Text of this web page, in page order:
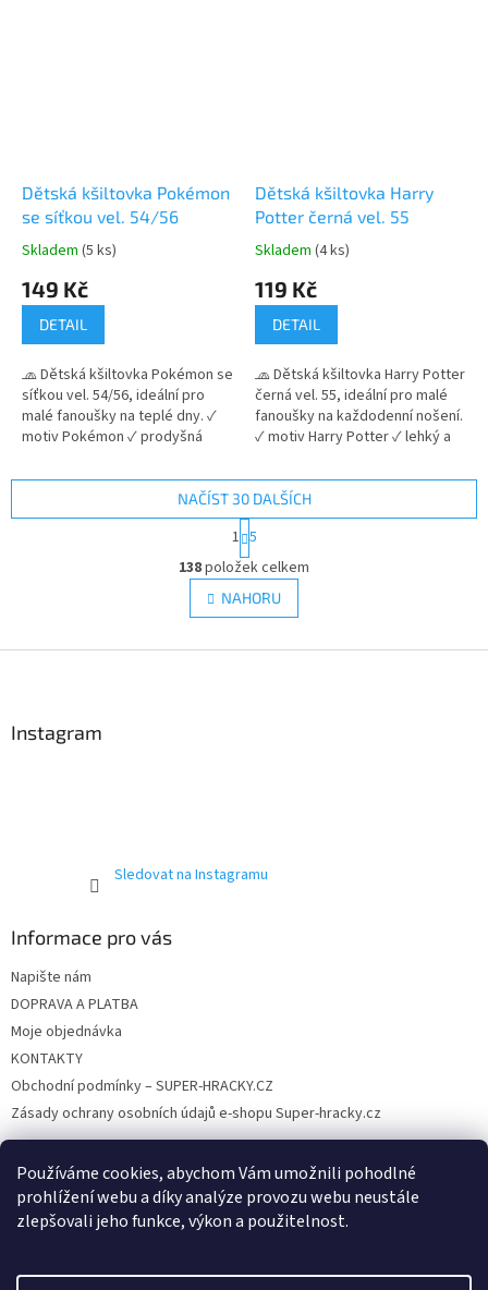
Používáme cookies, abychom Vám umožnili pohodlné
prohlížení webu a díky analýze provozu webu neustále
zlepšovali jeho funkce, výkon a použitelnost.
Dětská kšiltovka Pokémon
se síťkou vel. 54/56
Průměrné
produktu
5
hvězdiček.
Skladem (5 ks)
149 Kč
DETAIL
🧢 Dětská kšiltovka Pokémon se
síťkou vel. 54/56, ideální pro
malé fanoušky na teplé dny. ✓
motiv Pokémon ✓ prodyšná
nastavitelná velikost na cvočky
👉 Více produktů s motivem
Pokémon
Dětská kšiltovka Harry
Potter černá vel. 55
Průměrné
produktu
5
hvězdiček.
Skladem (4 ks)
119 Kč
DETAIL
🧢 Dětská kšiltovka Harry Potter
černá vel. 55, ideální pro malé
fanoušky na každodenní nošení.
✓ motiv Harry Potter ✓ lehký a
nastavitelná velikost na suchý
zip 👉 Více produktů s motivem
Harry Potter
O
v
l
á
p
i
NAČÍST 30 DALŠÍCH
S
t
r
á
n
k
v
1 5
138položek celkem
NAHORU
Instagram
Sledovat na Instagramu
Informace pro vás
Napište nám
DOPRAVA A PLATBA
Moje objednávka
KONTAKTY
Obchodní podmínky – SUPER-HRACKY.CZ
Zásady ochrany osobních údajů e-shopu Super-hracky.cz
Instagram